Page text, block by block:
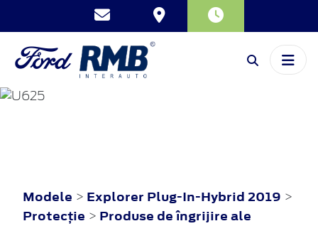
EXPLORER PLUG-
IN-HYBRID
Modele > Explorer Plug-In-Hybrid 2019 >
Protecţie > Produse de îngrijire ale